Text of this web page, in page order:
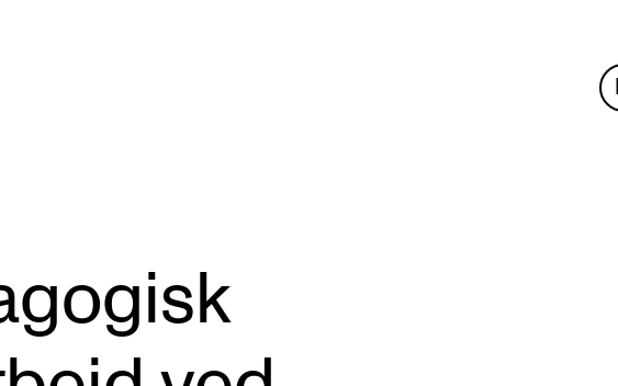
IT og digitale tjenester
Canvas
Innkjøp og økonomi